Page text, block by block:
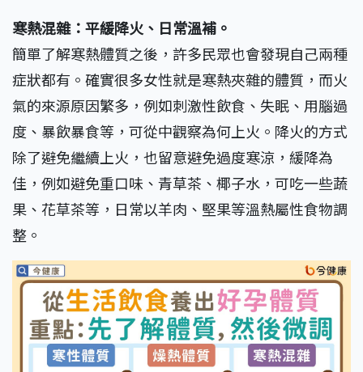
寒熱混雜：平緩降火、日常溫補。
簡單了解寒熱體質之後，許多民眾也會發現自己兩種
症狀都有。確實很多女性就是寒熱夾雜的體質，而火
氣的來源原因繁多，例如刺激性飲食、失眠、用腦過
度、暴飲暴食等，可從中觀察為何上火。降火的方式
除了避免繼續上火，也留意避免過度寒涼，緩降為
佳，例如避免重口味、青草茶、椰子水，可吃一些蔬
果、花草茶等，日常以羊肉、堅果等溫熱屬性食物調
整。